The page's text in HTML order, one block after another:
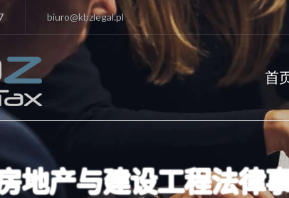
biuro@kbzlegal.pl
首
地产与建设工程法律